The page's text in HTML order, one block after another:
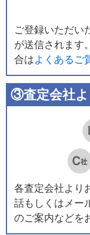
ご登録いただい
が送信されます
合はよくあるご
③査定会社
各査定会社より
話もしくはメー
のご案内などを